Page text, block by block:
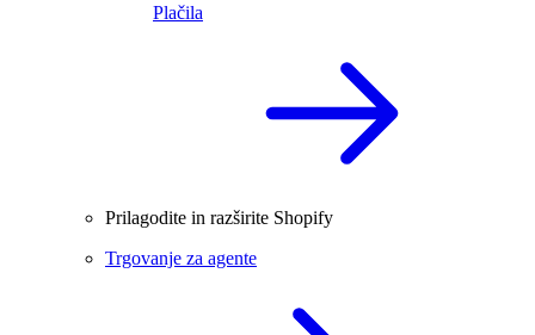
Plačila
Prilagodite in razširite Shopify
Trgovanje za agente